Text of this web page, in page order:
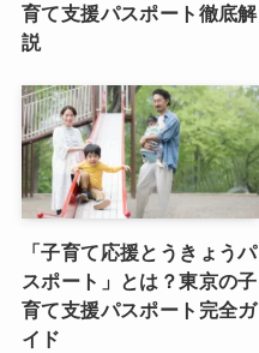
育て支援パスポート徹底解
説
「子育て応援とうきょうパ
スポート」とは？東京の子
育て支援パスポート完全ガ
イド